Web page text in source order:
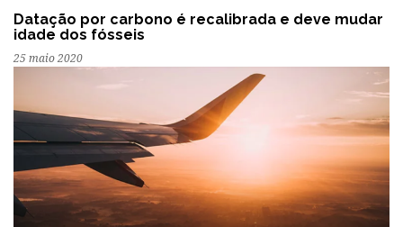
Datação por carbono é recalibrada e deve mudar
idade dos fósseis
25 maio 2020